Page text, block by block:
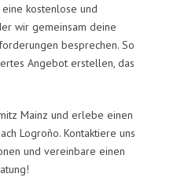
kostenlose und
wir gemeinsam deine
besprechen. So
Angebot erstellen, das
Mainz und erlebe einen
Logroño. Kontaktiere uns
und vereinbare einen